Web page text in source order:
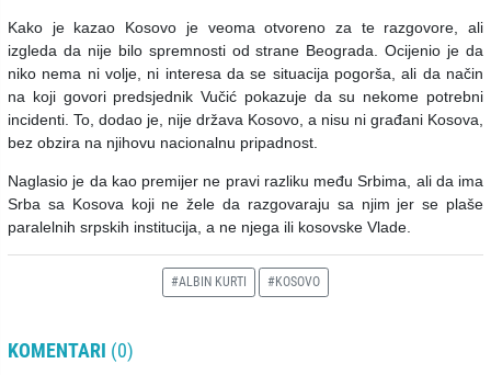
Kako je kazao Kosovo je veoma otvoreno za te razgovore, ali
izgleda da nije bilo spremnosti od strane Beograda. Ocijenio je da
niko nema ni volje, ni interesa da se situacija pogorša, ali da način
na koji govori predsjednik Vučić pokazuje da su nekome potrebni
incidenti. To, dodao je, nije država Kosovo, a nisu ni građani Kosova,
bez obzira na njihovu nacionalnu pripadnost.
Naglasio je da kao premijer ne pravi razliku među Srbima, ali da ima
Srba sa Kosova koji ne žele da razgovaraju sa njim jer se plaše
paralelnih srpskih institucija, a ne njega ili kosovske Vlade.
#ALBIN KURTI #KOSOVO
KOMENTARI (0)